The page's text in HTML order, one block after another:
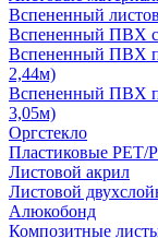
Вспененный
Вспененный ПВХ
Вспененный ПВХ
2,44м)
Вспененный ПВХ
3,05м)
Оргстекло
Пластиковые PET/
Листовой акрил
Листовой
Алюкобонд
Композитные